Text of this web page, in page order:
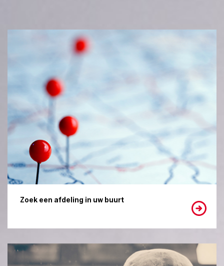
Zoek een afdeling in uw buurt